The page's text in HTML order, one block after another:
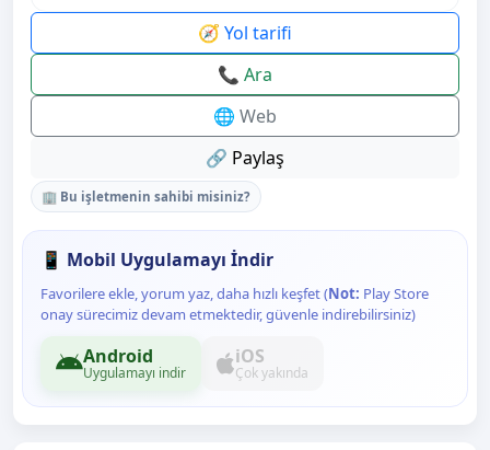
🧭 Yol tarifi
📞 Ara
🌐 Web
🔗 Paylaş
🏢 Bu işletmenin sahibi misiniz?
📱 Mobil Uygulamayı İndir
Favorilere ekle, yorum yaz, daha hızlı keşfet (Not: Play Store
onay sürecimiz devam etmektedir, güvenle indirebilirsiniz)
Android
Uygulamayı indir
iOS
Çok yakında